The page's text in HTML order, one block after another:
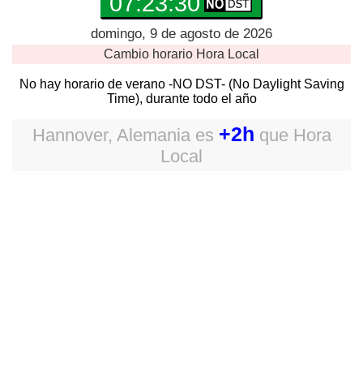
domingo, 9 de agosto de 2026
Cambio horario Hora Local
No hay horario de verano -NO DST- (No Daylight Saving
Time), durante todo el año
Hannover, Alemaniaes +2h que Hora
Local